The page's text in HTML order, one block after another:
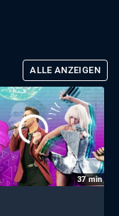
ALLE ANZEIGEN
37min